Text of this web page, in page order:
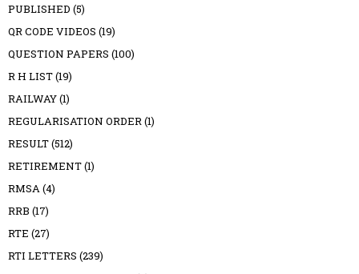
PUBLISHED (5)
QR CODE VIDEOS (19)
QUESTION PAPERS (100)
R H LIST(19)
RAILWAY(1)
REGULARISATION ORDER(1)
RESULT(512)
RETIREMENT(1)
RMSA(4)
RRB (17)
RTE (27)
RTI LETTERS (239)